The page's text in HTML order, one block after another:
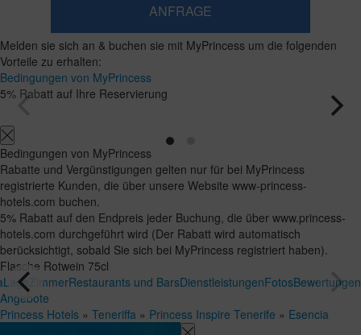
ANFRAGE
Zimmer
und
Belegungen
​Zimmer
1​
Erwachsene
Ab
16
Jahren
2
​Zimmer
hinzufügenSuchen
Melden sie sich an & buchen sie mit MyPrincess um die folgenden
Vorteile zu erhalten:
Bedingungen von MyPrincess
5% Rabatt auf Ihre Reservierung
Bedingungen von MyPrincess
Rabatte und Vergünstigungen gelten nur für bei MyPrincess
registrierte Kunden, die über unsere Website www-princess-
hotels.com buchen.
5% Rabatt auf den Endpreis jeder Buchung, die über www.princess-
hotels.com durchgeführt wird (Der Rabatt wird automatisch
berücksichtigt, sobald Sie sich bei MyPrincess registriert haben).
Flasche Rotwein 75cl
Lage ZimmerRestaurants und BarsDienstleistungenFotosBewertungen
Angebote
Princess Hotels » Teneriffa » Princess Inspire Tenerife » Esencia